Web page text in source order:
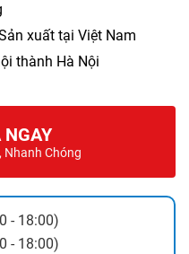
xuất tại Việt Nam
thành Hà Nội
Nhanh Chóng
- 18:00)
- 18:00)